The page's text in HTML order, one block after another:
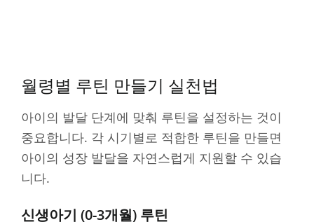
월령별 루틴 만들기 실천법
아이의 발달 단계에 맞춰 루틴을 설정하는 것이
중요합니다. 각 시기별로 적합한 루틴을 만들면
아이의 성장 발달을 자연스럽게 지원할 수 있습
니다.
신생아기 (0-3개월) 루틴